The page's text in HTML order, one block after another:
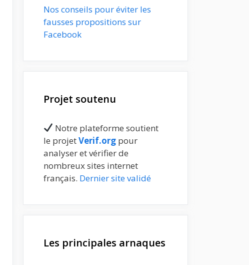
Nos conseils pour éviter les
fausses propositions sur
Facebook
Projet soutenu
Notre plateforme soutient
le projetVerif.org pour
analyser et vérifier de
nombreux sites internet
français. Dernier site validé
Les principales arnaques